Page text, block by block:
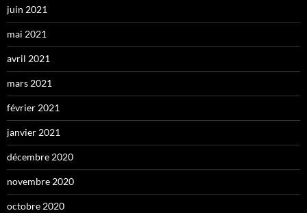
juin 2021
mai 2021
avril 2021
mars 2021
février 2021
janvier 2021
décembre 2020
novembre 2020
octobre 2020